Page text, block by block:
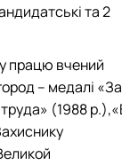
та 2
працю вчений
– медалі «За
(1988